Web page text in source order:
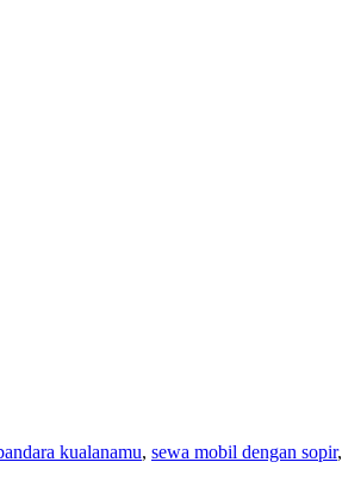
kualanamu, sewa mobil dengan sopir,